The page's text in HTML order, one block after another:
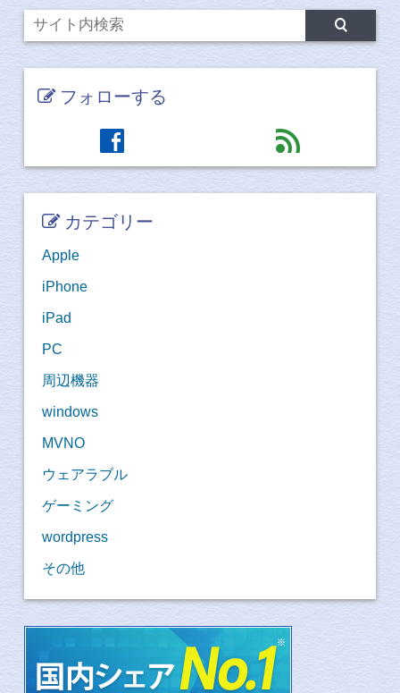
フォローする
facebook feed
カテゴリー
Apple
iPhone
iPad
PC
周辺機器
windows
MVNO
ウェアラブル
ゲーミング
wordpress
その他